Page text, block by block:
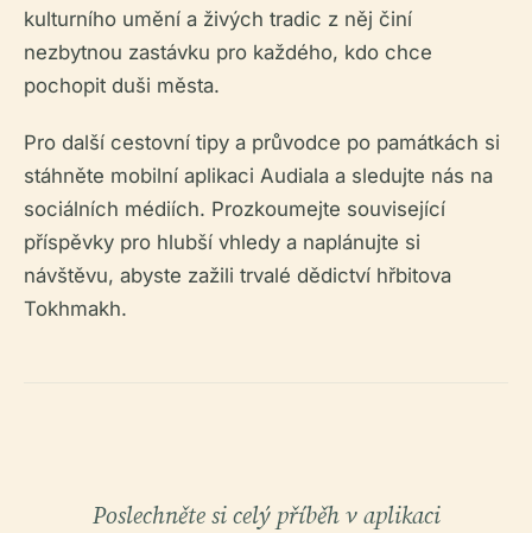
kulturního umění a živých tradic z něj činí
nezbytnou zastávku pro každého, kdo chce
pochopit duši města.
Pro další cestovní tipy a průvodce po památkách si
stáhněte mobilní aplikaci Audiala a sledujte nás na
sociálních médiích. Prozkoumejte související
příspěvky pro hlubší vhledy a naplánujte si
návštěvu, abyste zažili trvalé dědictví hřbitova
Tokhmakh.
Poslechněte si celý příběh v aplikaci